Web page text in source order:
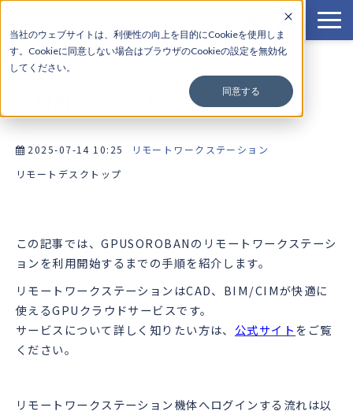
当社のウェブサイトは、利便性の向上を目的にCookieを使用しま
す。Cookieに同意しない場合はブラウザのCookieの設定を無効化
してください。
同意する
サービス一覧
2025-07-14 10:25
リモートワークステーション
リモートデスクトップ
この記事では、GPUSOROBANのリモートワークステーシ
ョンを利用開始するまでの手順を紹介します。
リモートワークステーションはCAD、BIM/CIMが快適に
使えるGPUクラウドサービスです。
サービスについて詳しく知りたい方は、 公式サイト をご覧
ください。
リモートワークステーション機体へログインする流れは以